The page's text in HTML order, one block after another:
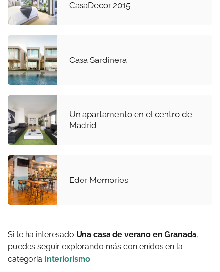
CasaDecor 2015
Casa Sardinera
Un apartamento en el centro de
Madrid
Eder Memories
Si te ha interesado Una casa de verano en Granada,
puedes seguir explorando más contenidos en la
categoría Interiorismo.